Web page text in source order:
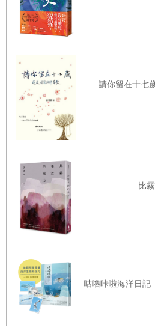
二
我想聊聊日月潭的傳奇故事，據說
好吧，我也承認這話有些愚弄人，不
將日月潭稱為「廕龍池」，這是事實
我沒研究，也不好補充什麼。但西方
「Dragon Lake」——龍之湖——這就
片、翅膀宛如蝙蝠的惡龍盤踞在灰青
罩著不懷好意的雜草叢，這景色跟實
漢人想像的龍也跟西方大不相同。圍
青龍山、崙龍嶺等地，如果它們真的
那裡，就是拉魯島。
拉魯島是邵族聖地，島上住了各氏族
Pathálar（音近帕薩拉），祂是所有
請你留在十七
比
咕嚕咔啦海洋日記